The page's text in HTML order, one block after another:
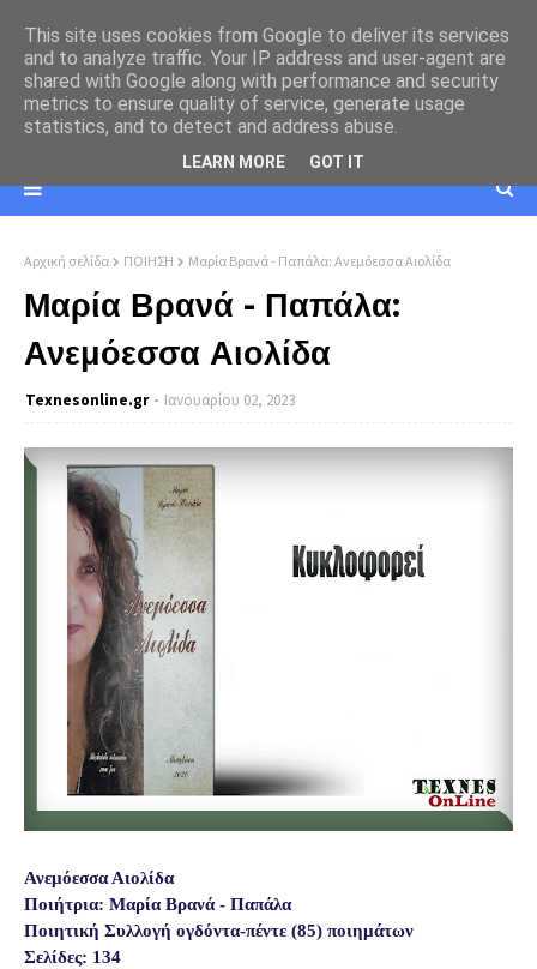
Αρχική σελίδα ΠΟΙΗΣΗ Μαρία Βρανά - Παπάλα: Ανεμόεσσα Αιολίδα
Μαρία Βρανά - Παπάλα:
Ανεμόεσσα Αιολίδα
Texnesοnline.gr Ιανουαρίου 02, 2023
Ανεμόεσσα Αιολίδα
Ποιήτρια: Μαρία Βρανά - Παπάλα
Ποιητική Συλλογή ογδόντα-πέντε (85) ποιημάτων
Σελίδες: 134
This site uses cookies from Google to deliver its services
and to analyze traffic. Your IP address and user-agent are
shared with Google along with performance and security
metrics to ensure quality of service, generate usage
statistics, and to detect and address abuse.
LEARN MORE GOT IT